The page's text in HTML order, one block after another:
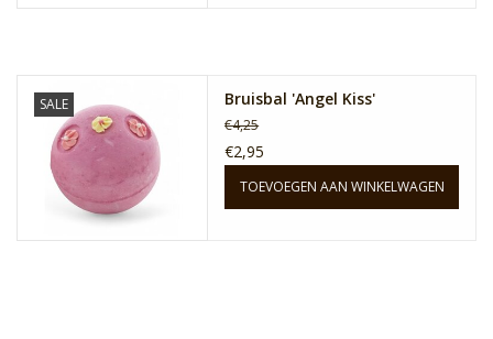
Contact
SALE Bruisbal 'Angel Kiss'
€4,25
€2,95
TOEVOEGEN AAN WINKELWAGEN